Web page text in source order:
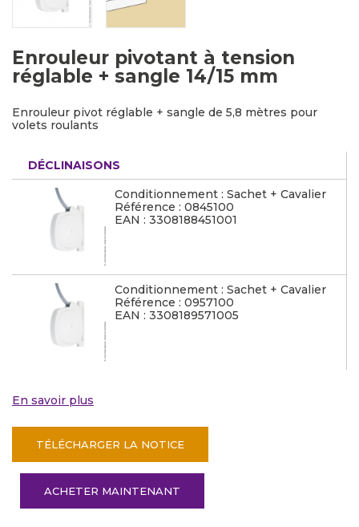
Enrouleur pivotant à tension
réglable + sangle 14/15 mm
Enrouleur pivot réglable + sangle de 5,8 mètres pour
volets roulants
DÉCLINAISONS
Conditionnement : Sachet + Cavalier
Référence : 0845100
EAN : 3308188451001
Conditionnement : Sachet + Cavalier
Référence : 0957100
EAN : 3308189571005
En savoir plus
TÉLÉCHARGER LA NOTICE
ACHETER MAINTENANT